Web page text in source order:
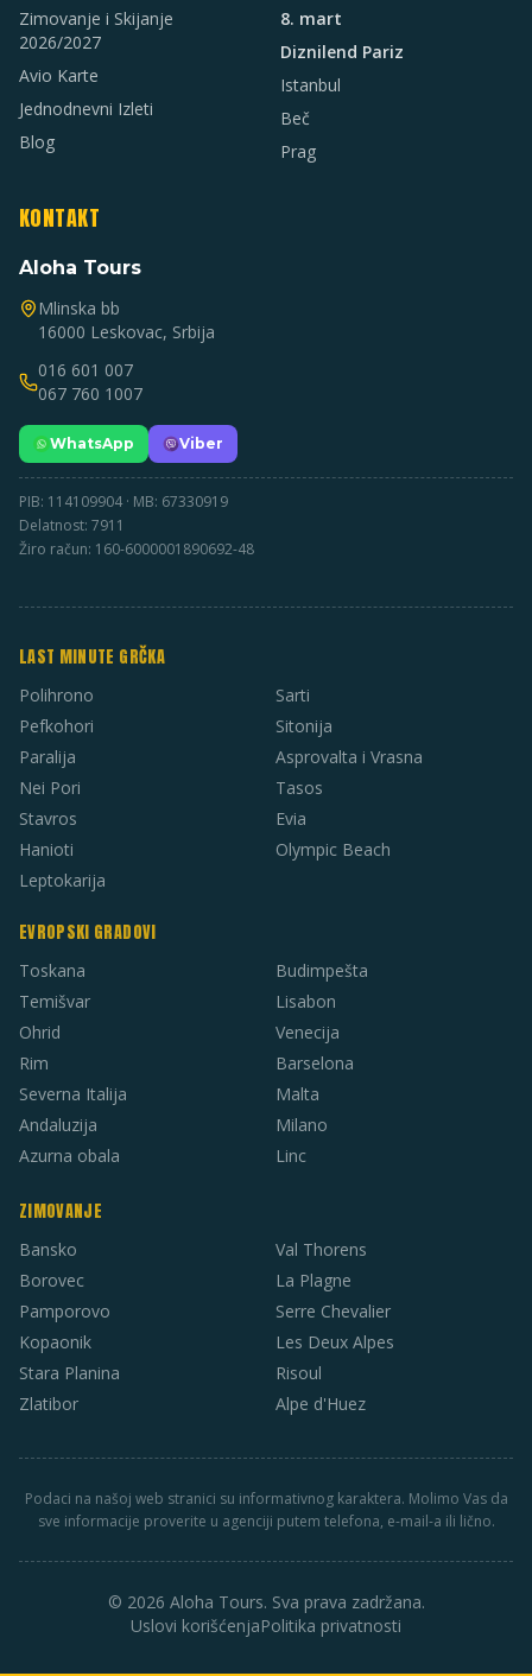
Zimovanje i Skijanje
2026/2027
Avio Karte
Jednodnevni Izleti
Blog
8. mart
Diznilend Pariz
Istanbul
Beč
Prag
KONTAKT
Aloha Tours
Mlinska bb
16000 Leskovac, Srbija
016 601 007
067 760 1007
WhatsApp Viber
PIB: 114109904 · MB: 67330919
Delatnost: 7911
Žiro račun: 160-6000001890692-48
LAST MINUTE GRČKA
Polihrono
Pefkohori
Paralija
Nei Pori
Stavros
Hanioti
Leptokarija
Sarti
Sitonija
Asprovalta i Vrasna
Tasos
Evia
Olympic Beach
EVROPSKI GRADOVI
Toskana
Temišvar
Ohrid
Rim
Severna Italija
Andaluzija
Azurna obala
Budimpešta
Lisabon
Venecija
Barselona
Malta
Milano
Linc
ZIMOVANJE
Bansko
Borovec
Pamporovo
Kopaonik
Stara Planina
Zlatibor
Val Thorens
La Plagne
Serre Chevalier
Les Deux Alpes
Risoul
Alpe d'Huez
Podaci na našoj web stranici su informativnog karaktera. Molimo Vas da
sve informacije proverite u agenciji putem telefona, e-mail-a ili lično.
© 2026 Aloha Tours. Sva prava zadržana.
Uslovi korišćenjaPolitika privatnosti